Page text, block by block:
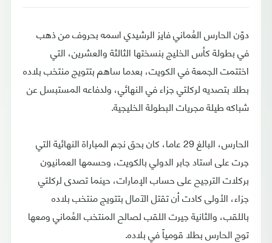
دوّن الحارس العُماني فايز الرشيدي اسمه بحروف من ذهب
في بطولة كأس الخليج بنسختها الثالثة والعشرين، التي
اختتمت الجمعة في الكويت، بعدما ساهم بتتويج منتخب بلاده
بطلا بتصديه لركلتي جزاء في النهائي، ولدفاعه المستبسل عن
شباكه طيلة مجريات البطولة الخليجية.
الحارس، البالغ 29 عاما، كان بحق نجم المباراة النهائية التي
جرت على استاد جابر الدولي بالكويت، وحسمها العمانيون
بركلات الترجيح على حساب الإمارات، حينما تصدى لركلتي
جزاء، الأولى كادت أن تقتل الآمال بتتويج منتخب بلاده
باللقب، والثانية جيرت اللقب لصالح المنتخب العُماني ومعها
توج الحارس بطلا قومياً في بلاده.